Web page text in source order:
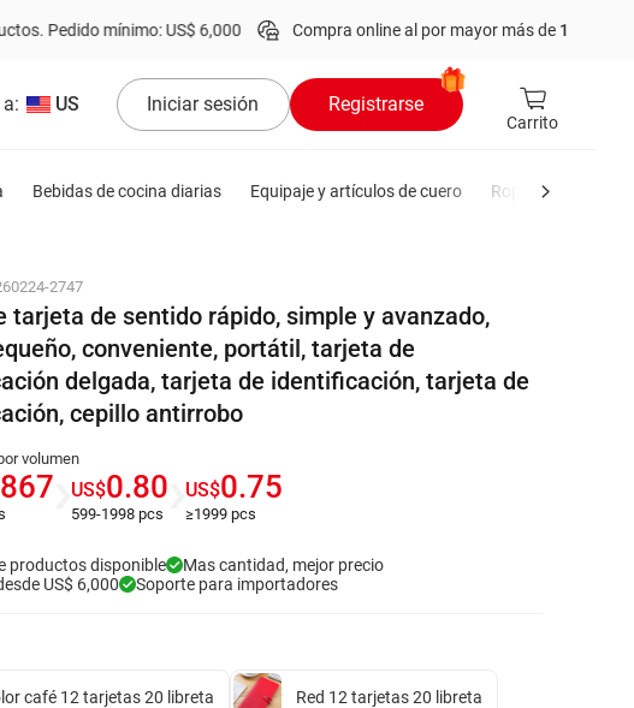
mínimo: US$ 6,000 Compra online al por mayor más de1 millónde productos.
US Iniciar sesión Registrarse
Carrito
Bebidas de cocina diarias Equipaje y artículos de cuero Ropa de hombre
2747
tarjeta de sentido rápido, simple y avanzado,
conveniente, portátil, tarjeta de
delgada, tarjeta de identificación, tarjeta de
cepillo antirrobo
volumen
US$0.80
599-1998 pcs
US$0.75
≥1999 pcs
productos disponible
Mas cantidad, mejor precio
US$ 6,000
Soporte para importadores
café 12 tarjetas 20 libreta Red 12 tarjetas 20 libreta